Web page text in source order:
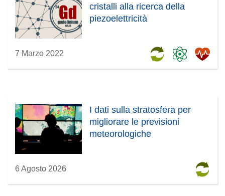
cristalli alla ricerca della
piezoelettricità
7 Marzo 2022
I dati sulla stratosfera per
migliorare le previsioni
meteorologiche
6 Agosto 2026